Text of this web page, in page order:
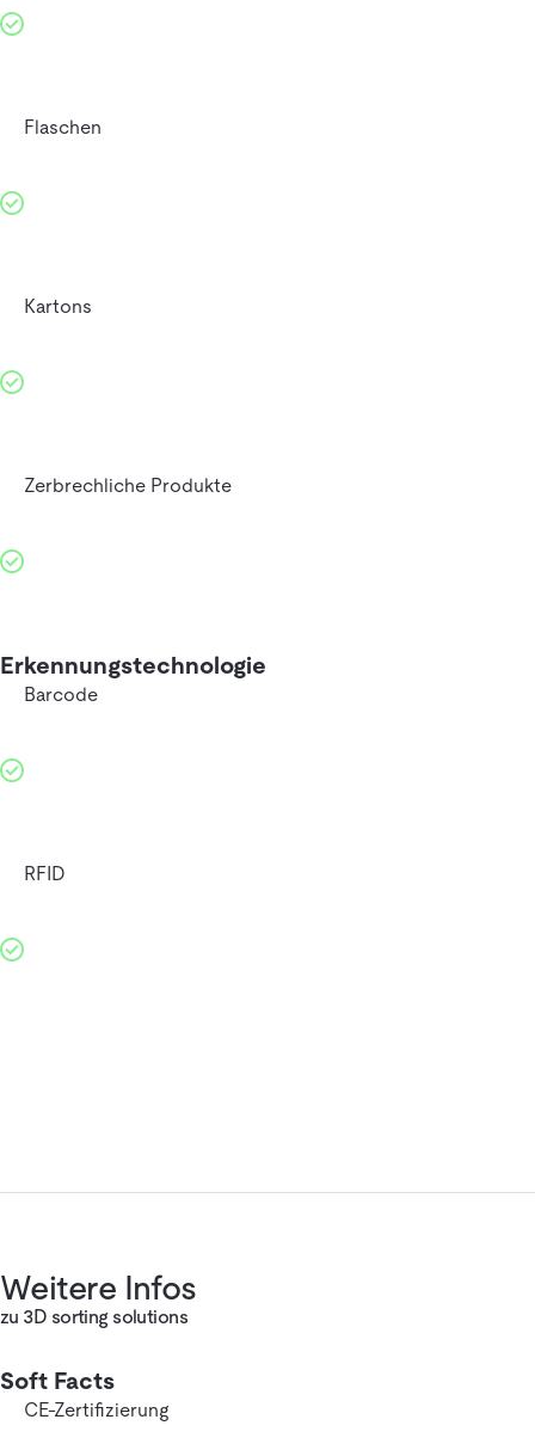
Flaschen
Kartons
Zerbrechliche Produkte
Erkennungstechnologie
Barcode
RFID
Weitere Infos
zu 3D sorting solutions
Soft Facts
CE-Zertifizierung